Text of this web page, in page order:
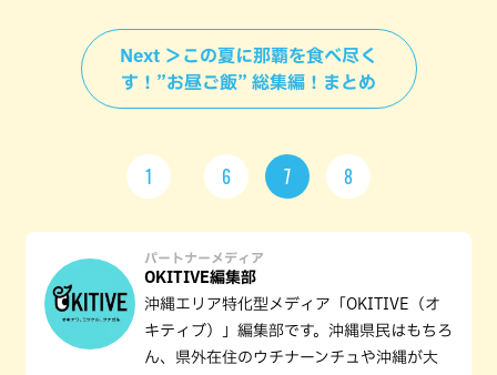
Next ＞この夏に那覇を食べ尽く
す！”お昼ご飯” 総集編！まとめ
1 6 7 8
パートナーメディア
OKITIVE編集部
沖縄エリア特化型メディア「OKITIVE（オ
キティブ）」編集部です。沖縄県民はもちろ
ん、県外在住のウチナーンチュや沖縄が大